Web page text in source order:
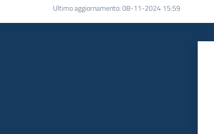
Ultimo aggiornamento:08-11-2024 15:59